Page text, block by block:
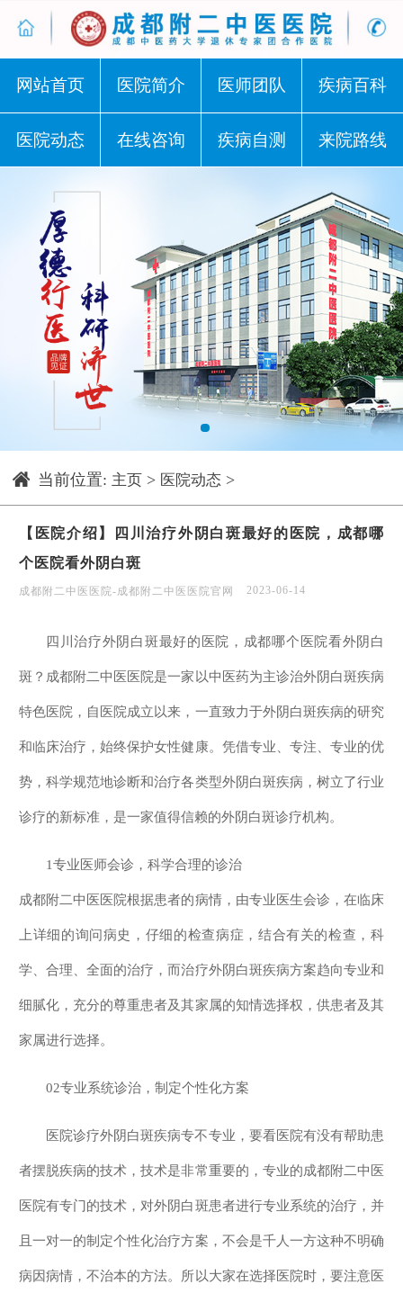
网站首页 医院简介 医师团队 疾病百科
医院动态 在线咨询 疾病自测 来院路线
1
当前位置: 主页 > 医院动态 >
【医院介绍】四川治疗外阴白斑最好的医院，成都哪
个医院看外阴白斑
成都附二中医医院-成都附二中医医院官网 2023-06-14
四川治疗外阴白斑最好的医院，成都哪个医院看外阴白
斑？成都附二中医医院是一家以中医药为主诊治外阴白斑疾病
特色医院，自医院成立以来，一直致力于外阴白斑疾病的研究
和临床治疗，始终保护女性健康。凭借专业、专注、专业的优
势，科学规范地诊断和治疗各类型外阴白斑疾病，树立了行业
诊疗的新标准，是一家值得信赖的外阴白斑诊疗机构。
1专业医师会诊，科学合理的诊治
成都附二中医医院根据患者的病情，由专业医生会诊，在临床
上详细的询问病史，仔细的检查病症，结合有关的检查，科
学、合理、全面的治疗，而治疗外阴白斑疾病方案趋向专业和
细腻化，充分的尊重患者及其家属的知情选择权，供患者及其
家属进行选择。
02专业系统诊治，制定个性化方案
医院诊疗外阴白斑疾病专不专业，要看医院有没有帮助患
者摆脱疾病的技术，技术是非常重要的，专业的成都附二中医
医院有专门的技术，对外阴白斑患者进行专业系统的治疗，并
且一对一的制定个性化治疗方案，不会是千人一方这种不明确
病因病情，不治本的方法。所以大家在选择医院时，要注意医